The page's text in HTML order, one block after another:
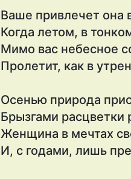
Ваше привлечет она
Когда летом, в
Мимо вас небесное
Пролетит, как в
Осенью природа
Брызгами расцветки
Женщина в мечтах
И, с годами, лишь